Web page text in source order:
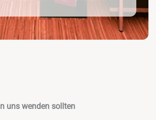
uns wenden sollten